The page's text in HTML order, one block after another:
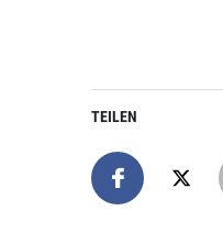
TEILEN